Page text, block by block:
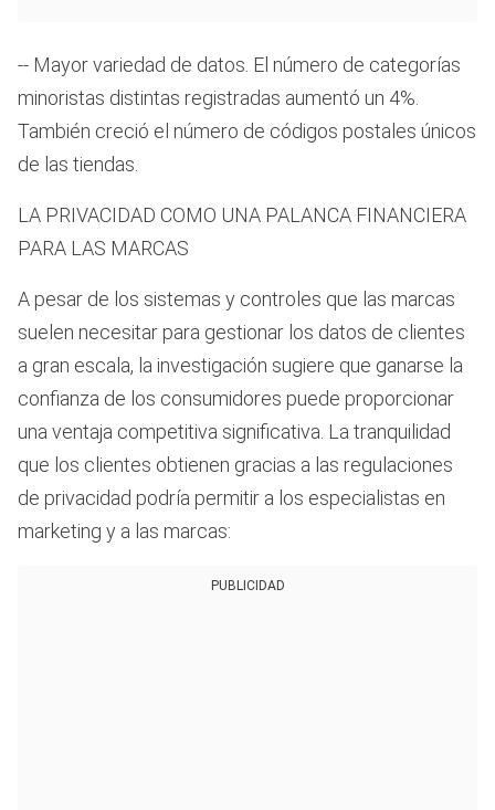
-- Mayor variedad de datos. El número de categorías
minoristas distintas registradas aumentó un 4%.
También creció el número de códigos postales únicos
de las tiendas.
LA PRIVACIDAD COMO UNA PALANCA FINANCIERA
PARA LAS MARCAS
A pesar de los sistemas y controles que las marcas
suelen necesitar para gestionar los datos de clientes
a gran escala, la investigación sugiere que ganarse la
confianza de los consumidores puede proporcionar
una ventaja competitiva significativa. La tranquilidad
que los clientes obtienen gracias a las regulaciones
de privacidad podría permitir a los especialistas en
marketing y a las marcas:
PUBLICIDAD